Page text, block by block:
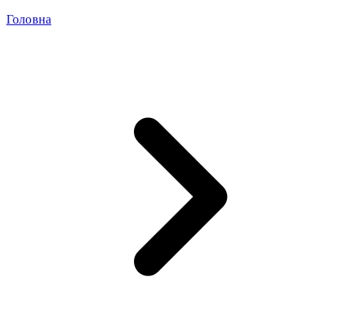
Головна